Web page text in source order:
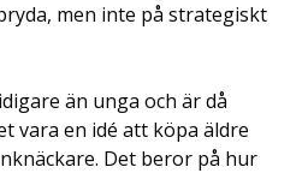
men inte på strategiskt
än unga och är då
vara en idé att köpa äldre
Det beror på hur